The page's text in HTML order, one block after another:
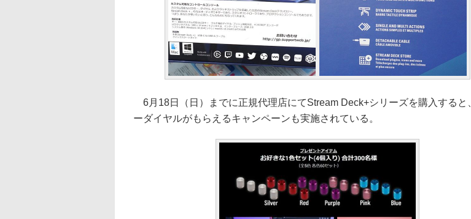
6月18日（日）までに正規代理店にてStream Deck+シリーズを購入すると
ーダイヤルがもらえるキャンペーンも実施されている。